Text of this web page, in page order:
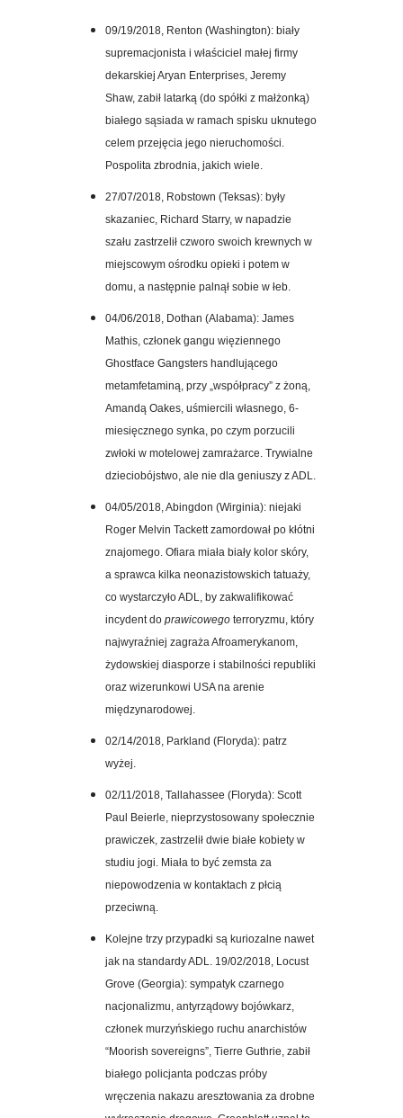
09/19/2018, Renton (Washington): biały
supremacjonista i właściciel małej firmy
dekarskiej Aryan Enterprises, Jeremy
Shaw, zabił latarką (do spółki z małżonką)
białego sąsiada w ramach spisku uknutego
celem przejęcia jego nieruchomości.
Pospolita zbrodnia, jakich wiele.
27/07/2018, Robstown (Teksas): były
skazaniec, Richard Starry, w napadzie
szału zastrzelił czworo swoich krewnych w
miejscowym ośrodku opieki i potem w
domu, a następnie palnął sobie w łeb.
04/06/2018, Dothan (Alabama): James
Mathis, członek gangu więziennego
Ghostface Gangsters handlującego
metamfetaminą, przy „współpracy” z żoną,
Amandą Oakes, uśmiercili własnego, 6-
miesięcznego synka, po czym porzucili
zwłoki w motelowej zamrażarce. Trywialne
dzieciobójstwo, ale nie dla geniuszy z ADL.
04/05/2018,Abingdon (Wirginia): niejaki
Roger Melvin Tackettzamordował po kłótni
znajomego. Ofiara miała biały kolor skóry,
a sprawca kilka neonazistowskich tatuaży,
co wystarczyło ADL, by zakwalifikować
incydent do prawicowegoterroryzmu, który
najwyraźniej zagraża Afroamerykanom,
żydowskiej diasporze i stabilności republiki
oraz wizerunkowi USA na arenie
międzynarodowej.
02/14/2018, Parkland (Floryda): patrz
wyżej.
02/11/2018, Tallahassee (Floryda): Scott
Paul Beierle, nieprzystosowany społecznie
prawiczek, zastrzelił dwie białe kobiety w
studiu jogi. Miała to być zemsta za
niepowodzenia w kontaktach z płcią
przeciwną.
Kolejne trzy przypadki są kuriozalne nawet
jak na standardy ADL. 19/02/2018, Locust
Grove (Georgia): sympatyk czarnego
nacjonalizmu, antyrządowy bojówkarz,
członek murzyńskiego ruchu anarchistów
“Moorish sovereigns”, Tierre Guthrie, zabił
białego policjanta podczas próby
wręczenia nakazu aresztowania za drobne